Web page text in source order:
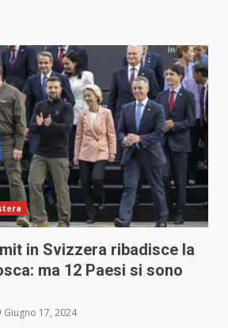
in Svizzera ribadisce la
ma 12 Paesi si sono
Giugno 17, 2024